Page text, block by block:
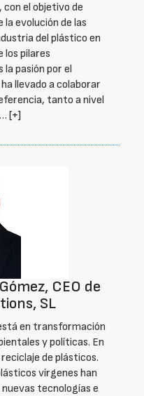
el objetivo de
evolución de las
del plástico en
los pilares
pasión por el
llevado a colaborar
tanto a nivel
[+]
CEO de
SL
en transformación
y políticas. En
de plásticos.
vírgenes han
tecnologías e